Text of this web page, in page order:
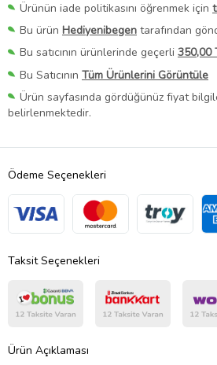
Ürünün iade politikasını öğrenmek için
Bu ürün Hediyenibegen tarafından
Bu satıcının ürünlerinde geçerli 350,00
Bu Satıcının Tüm Ürünlerini Görüntüle
Ürün sayfasında gördüğünüz fiyat
belirlenmektedir.
Ödeme Seçenekleri
Taksit Seçenekleri
Ürün Açıklaması